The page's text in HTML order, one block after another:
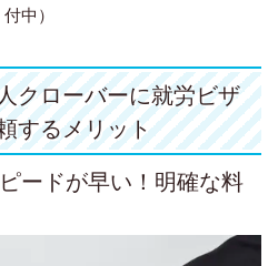
付中）
クローバーに就労ビザ
するメリット
ードが早い！明確な料